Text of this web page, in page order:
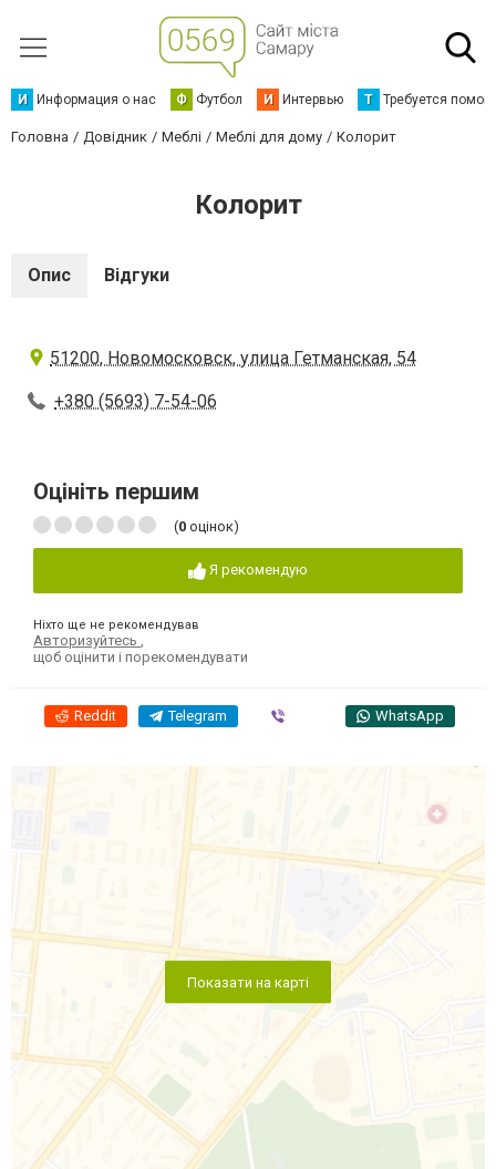
И Информация о нас Ф Футбол И Интервью Т Требуется
Головна Довідник Меблі Меблі для дому Колорит
Колорит
Опис Відгуки
51200, Новомосковск, улица Гетманская, 54
+380 (5693) 7-54-06
Оцініть першим
(0 оцінок)
Я рекомендую
Ніхто ще не рекомендував
Авторизуйтесь
щоб оцінити і порекомендувати
Reddit Telegram WhatsApp
Показати на карті